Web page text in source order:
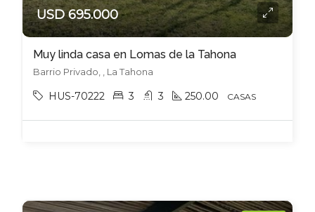
USD 695.000
Muy linda casa en Lomas de la Tahona
Barrio Privado, , La Tahona
HUS-70222 3 3 250.00 CASAS